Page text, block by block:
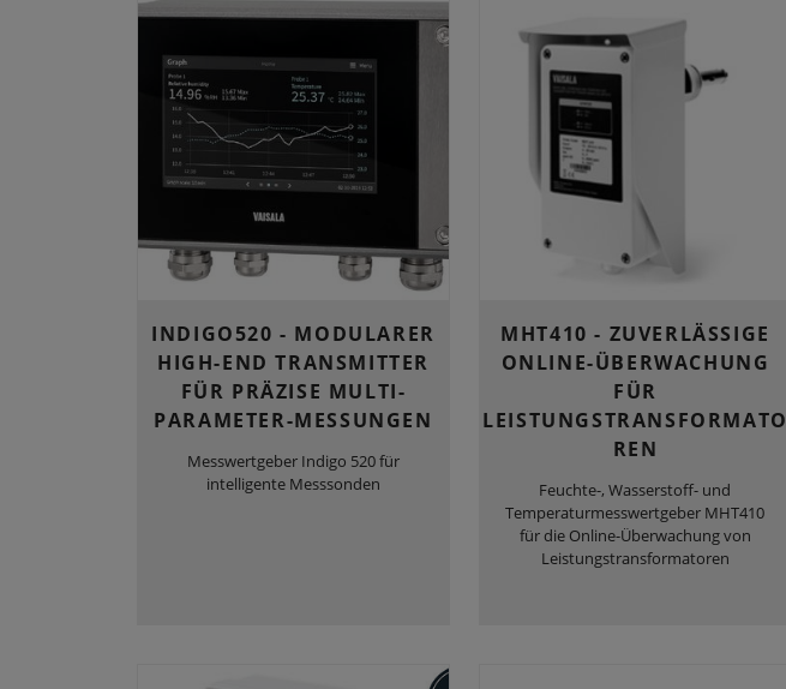
INDIGO520 - MODULARER
HIGH-END TRANSMITTER
FÜR PRÄZISE MULTI-
PARAMETER-MESSUNGEN
Messwertgeber Indigo 520 für
intelligente Messsonden
MHT410 - ZUVERLÄSSIGE
ONLINE-ÜBERWACHUNG
FÜR
LEISTUNGSTRANSFORMATO
REN
Feuchte-, Wasserstoff- und
Temperaturmesswertgeber MHT410
für die Online-Überwachung von
Leistungstransformatoren